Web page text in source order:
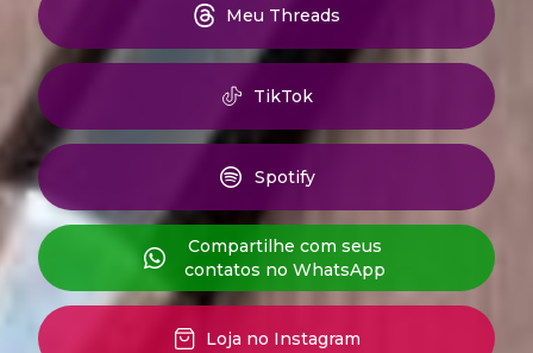
Meu Threads
TikTok
Spotify
Compartilhe com seus
contatos no WhatsApp
Loja no Instagram